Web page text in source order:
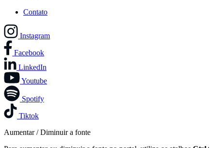
Contato
Instagram
Facebook
LinkedIn
Youtube
Spotify
Tiktok
Aumentar / Diminuir a fonte